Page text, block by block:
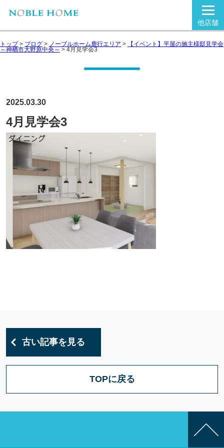
他店舗
トップ> ブログ > ノーブルホーム鹿行エリア > 【イベント】平屋の施主様邸見学会
～神栖市大野原中央～ > 4月見学会3
2025.03.30
4月見学会3
古い記事を見る
TOPに戻る